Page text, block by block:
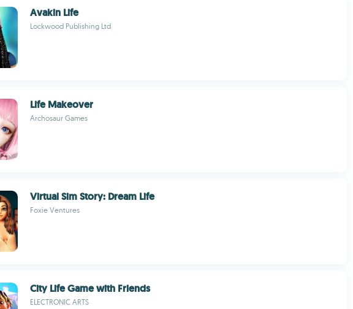
Avakin Life
Lockwood Publishing Ltd
Life Makeover
Archosaur Games
Virtual Sim Story: Dream Life
Foxie Ventures
City Life Game with Friends
ELECTRONIC ARTS